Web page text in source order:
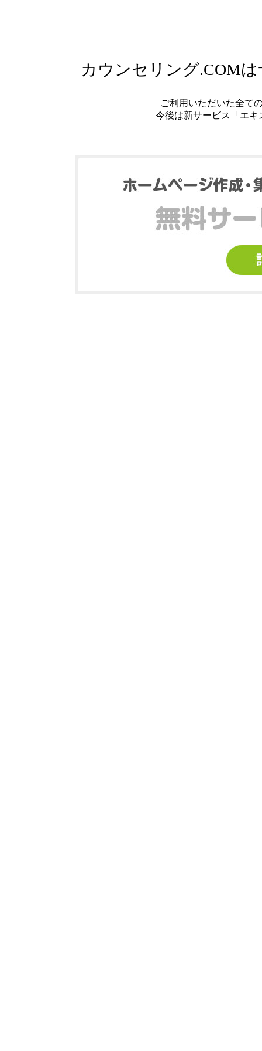
カウンセリング.COM
ご利用いただいた全て
今後は新サービス「エ